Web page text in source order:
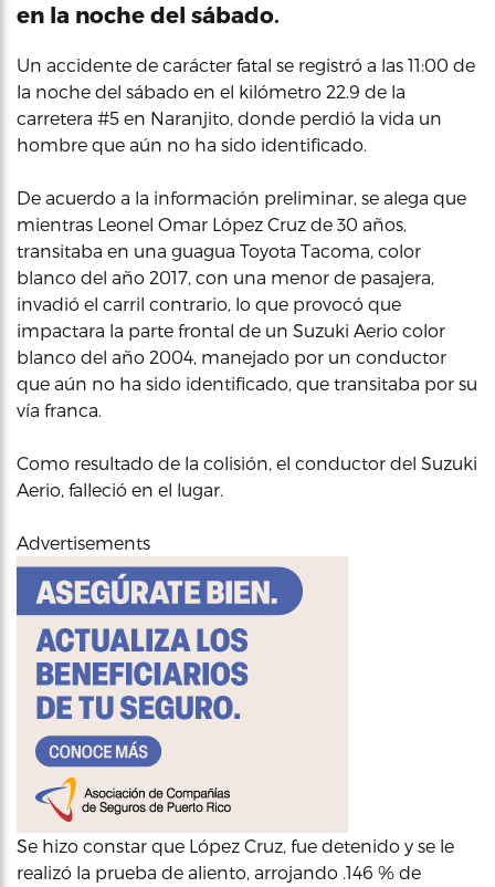
en la noche del sábado.
Un accidente de carácter fatal se registró a las 11:00 de
la noche del sábado en el kilómetro 22.9 de la
carretera #5 en Naranjito, donde perdió la vida un
hombre que aún no ha sido identificado.
De acuerdo a la información preliminar, se alega que
mientras Leonel Omar López Cruz de 30 años,
transitaba en una guagua Toyota Tacoma, color
blanco del año 2017, con una menor de pasajera,
invadió el carril contrario, lo que provocó que
impactara la parte frontal de un Suzuki Aerio color
blanco del año 2004, manejado por un conductor
que aún no ha sido identificado, que transitaba por su
vía franca.
Como resultado de la colisión, el conductor del Suzuki
Aerio, falleció en el lugar.
Advertisements
Se hizo constar que López Cruz, fue detenido y se le
realizó la prueba de aliento, arrojando .146 % de